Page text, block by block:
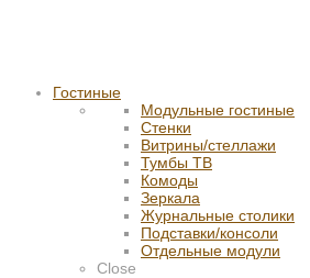
Гостиные
Модульные гостиные
Стенки
Витрины/стеллажи
Тумбы ТВ
Комоды
Зеркала
Журнальные столики
Подставки/консоли
Отдельные модули
Close